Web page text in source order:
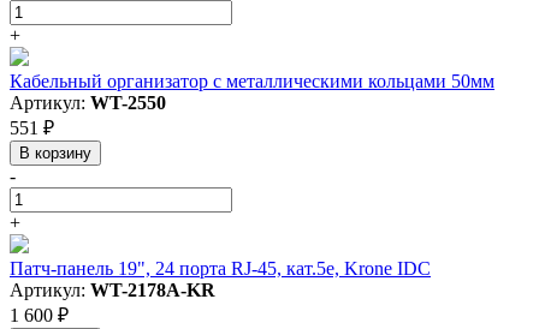
+
Кабельный организатор с металлическими кольцами 50мм
Артикул: WT-2550
551 ₽
В корзину
-
+
Патч-панель 19", 24 порта RJ-45, кат.5e, Krone IDC
Артикул: WT-2178A-KR
1 600 ₽